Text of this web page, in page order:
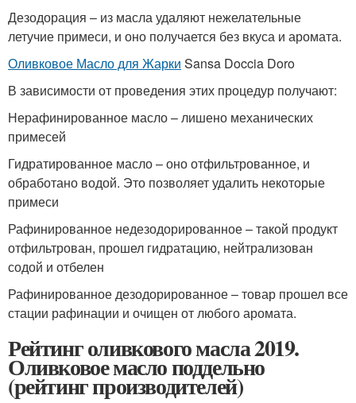
Дезодорация – из масла удаляют нежелательные
летучие примеси, и оно получается без вкуса и аромата.
Оливковое Масло для Жарки Sansa Doccia Doro
В зависимости от проведения этих процедур получают:
Нерафинированное масло – лишено механических
примесей
Гидратированное масло – оно отфильтрованное, и
обработано водой. Это позволяет удалить некоторые
примеси
Рафинированное недезодорированное – такой продукт
отфильтрован, прошел гидратацию, нейтрализован
содой и отбелен
Рафинированное дезодорированное – товар прошел все
стации рафинации и очищен от любого аромата.
Рейтинг оливкового масла 2019.
Оливковое масло поддельно
(рейтинг производителей)